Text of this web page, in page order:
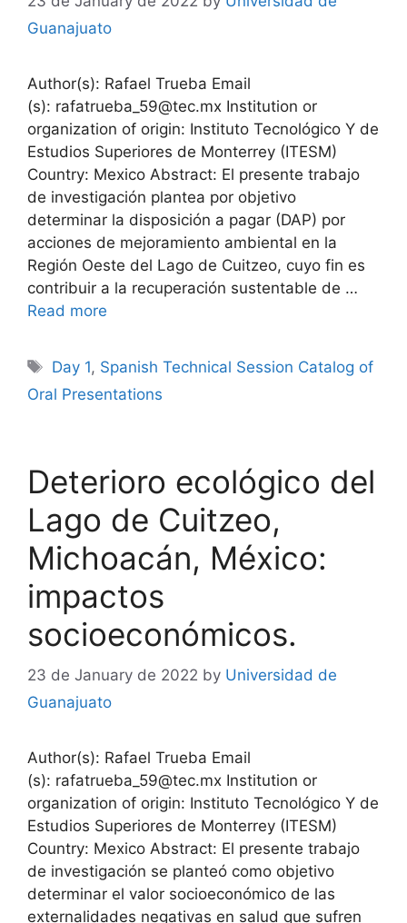
Guanajuato
Author(s): Rafael Trueba Email
(s): rafatrueba_59@tec.mx Institution or
organization of origin: Instituto Tecnológico Y de
Estudios Superiores de Monterrey (ITESM)
Country: Mexico Abstract: El presente trabajo
de investigación plantea por objetivo
determinar la disposición a pagar (DAP) por
acciones de mejoramiento ambiental en la
Región Oeste del Lago de Cuitzeo, cuyo fin es
contribuir a la recuperación sustentable de …
Read more
Tags
Day 1, Spanish Technical Session Catalog of
Oral Presentations
Deterioro ecológico del
Lago de Cuitzeo,
Michoacán, México:
impactos
socioeconómicos.
23 de January de 2022 by Universidad de
Guanajuato
Author(s): Rafael Trueba Email
(s): rafatrueba_59@tec.mx Institution or
organization of origin: Instituto Tecnológico Y de
Estudios Superiores de Monterrey (ITESM)
Country: Mexico Abstract: El presente trabajo
de investigación se planteó como objetivo
determinar el valor socioeconómico de las
externalidades negativas en salud que sufren